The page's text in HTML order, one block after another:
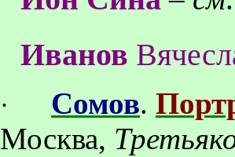
Иванов
· Сомов.
Москва,